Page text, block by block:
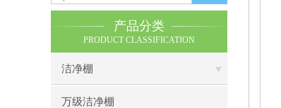
产品分类
PRODUCT CLASSIFICATION
洁净棚
万级洁净棚